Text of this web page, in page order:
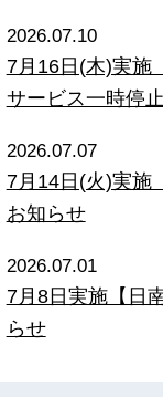
2026.07.10
7月16日(木)実施
サービス一時停
2026.07.07
7月14日(火)実施
お知らせ
2026.07.01
7月8日実施【日
らせ